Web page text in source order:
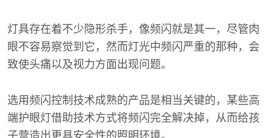
灯具存在着不少隐形杀手，像频闪就是其一，尽管肉
眼不容易察觉到它，然而灯光中频闪严重的那种，会
致使头痛以及视力方面出现问题。
选用频闪控制技术成熟的产品是相当关键的，某些高
端护眼灯借助技术方式将频闪完全解决掉，从而给孩
子营造出更具安全性的照明环境。